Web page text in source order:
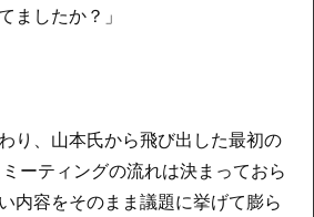
ましたか？」
り、山本氏から飛び出した最初の
ーティングの流れは決まっておら
内容をそのまま議題に挙げて膨ら